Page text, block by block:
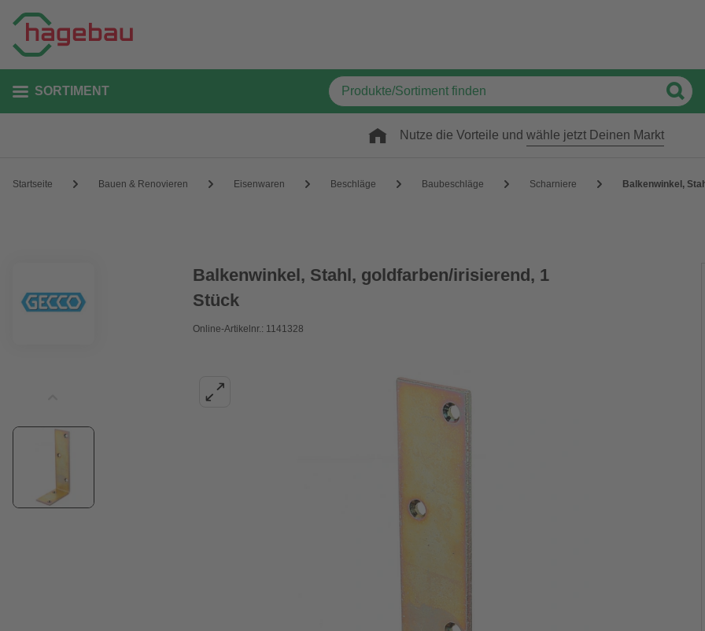
SORTIMENT
Nutze die Vorteile und wähle jetzt Deinen Markt
Startseite Bauen & Renovieren Eisenwaren Beschläge Baubeschläge Scharniere Balkenwinkel,
Balkenwinkel, Stahl, goldfarben/irisierend, 1
Stück
Online-Artikelnr.: 1141328